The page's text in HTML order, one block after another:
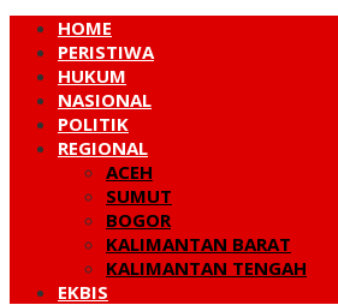
HOME
PERISTIWA
HUKUM
NASIONAL
POLITIK
REGIONAL
ACEH
SUMUT
BOGOR
KALIMANTAN BARAT
KALIMANTAN TENGAH
EKBIS